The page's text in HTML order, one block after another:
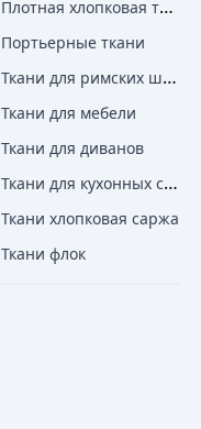
Плотная хлопковая ткань
Портьерные ткани
Ткани для римских штор
Ткани для мебели
Ткани для диванов
Ткани для кухонных стульев
Ткани хлопковая саржа
Ткани флок